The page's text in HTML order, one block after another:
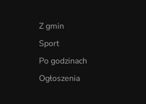
Z gmin
Sport
Po godzinach
Ogłoszenia